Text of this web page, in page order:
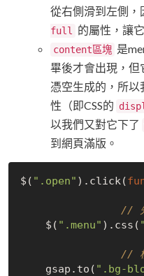
從右側滑到左側，
full 的屬性，讓
content區塊 是
畢後才會出現，但
憑空生成的，所以
性（即CSS的
以我們又對它下了
到網頁滿版。
$( ".open" ).click(
//
    $(
".menu" ).css(
//
    gsap.to(
".bg-